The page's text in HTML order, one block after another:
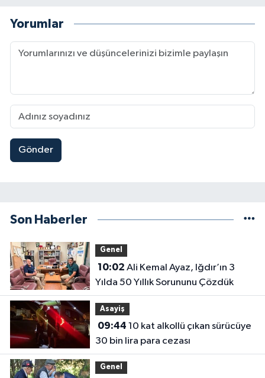
Yorumlar
Gönder
Son Haberler
Genel
10:02
Yılda 50 Yıllık Sorununu Çözdük
Asayiş
09:44
30 bin lira para cezası
Genel